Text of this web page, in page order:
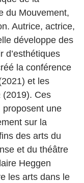
du Mouvement,
Autrice, actrice,
développe des
d’esthétiques
la conférence
et les
(2019). Ces
proposent une
sur la
des arts du
et du théâtre
Heggen
les arts dans le